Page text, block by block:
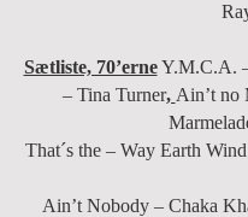
Sætliste, 70’erneY.M.C.A.
– Tina Turner, Ain’t no
That´s the – Way Earth
Ain’t Nobody – Chaka